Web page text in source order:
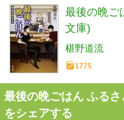
最後の晩ご
文庫)
椹野道流
1775
最後の晩ごはん ふる
をシェアする